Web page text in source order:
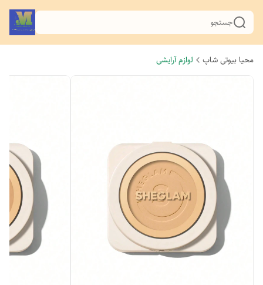
جستجو
محیا بیوتی شاپ لوازم آرایشی